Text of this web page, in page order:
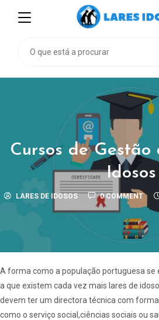
Cursos de
Idosos
LARES DE IDOSOS 0 COMMENT
A forma como a população portuguesa se
a que existem cada vez mais lares de
devem ter um directora técnica com
como o serviço social,ciências sociais ou